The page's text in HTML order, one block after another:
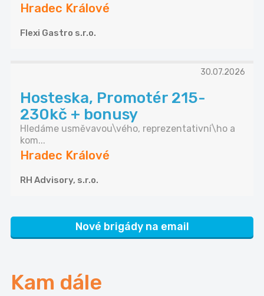
Hradec Králové
Flexi Gastro s.r.o.
30.07.2026
Hosteska, Promotér 215-
230kč + bonusy
Hledáme usměvavou\vého, reprezentativní\ho a
kom...
Hradec Králové
RH Advisory, s.r.o.
Nové brigády na email
Kam dále